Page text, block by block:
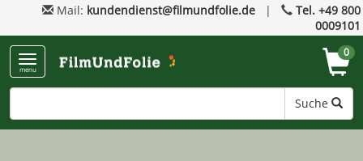
Mail: kundendienst@filmundfolie.de |
Tel. +49 800
0009101
menu
Suche
0